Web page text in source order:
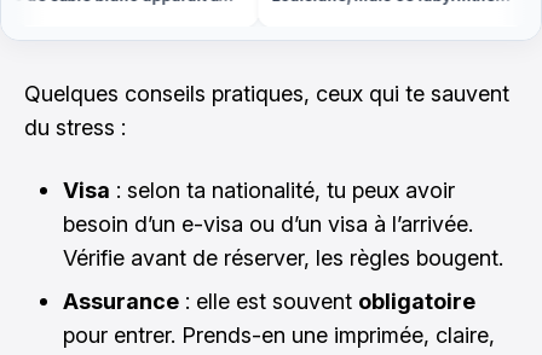
Quelques conseils pratiques, ceux qui te sauvent
du stress :
Visa : selon ta nationalité, tu peux avoir
besoin d’un e-visa ou d’un visa à l’arrivée.
Vérifie avant de réserver, les règles bougent.
Assurance : elle est souvent obligatoire
pour entrer. Prends-en une imprimée, claire,